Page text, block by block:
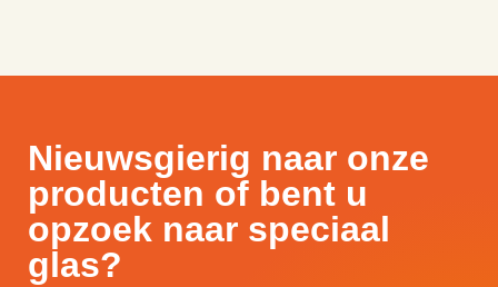
Nieuwsgierig naar onze
producten of bent u
opzoek naar speciaal
glas?